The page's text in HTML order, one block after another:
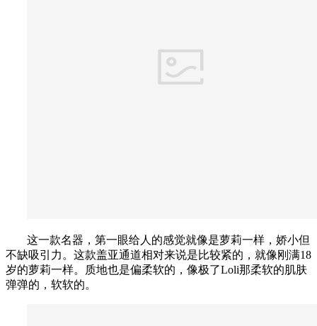
这一款名器，第一眼给人的感觉就像是萝莉一样，娇小但
不缺吸引力。这款盖亚通道相对来说是比较紧的，就像刚满18
岁的萝莉一样。质地也是偏柔软的，像极了Loli那柔软的肌肤
弹弹的，软软的。